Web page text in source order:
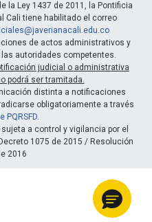
la Ley 1437 de 2011, la Pontificia
Cali tiene habilitado el correo
de actos administrativos y
autoridades competentes.
judicial o administrativa
podrá ser tramitada.
distinta a notificaciones
obligatoriamente a través
PQRSFD.
a control y vigilancia por el
1075 de 2015 / Resolución
2016